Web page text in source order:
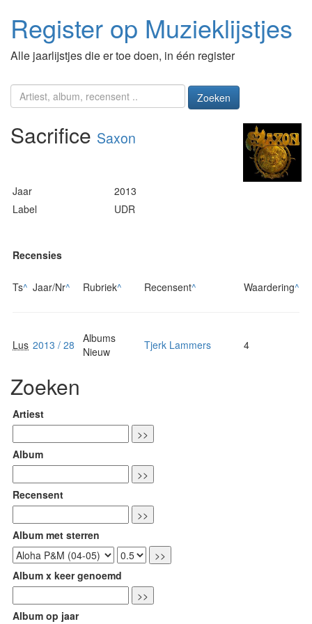
Register op Muzieklijstjes
Alle jaarlijstjes die er toe doen, in één register
Zoeken
Sacrifice Saxon
Jaar
2013
Label
UDR
Recensies
Ts^ Jaar/Nr^ Rubriek^ Recensent^ Waardering^
Lus 2013 / 28
Albums
Nieuw
Tjerk Lammers 4
Zoeken
Artiest
Album
Recensent
Album met sterren
Album x keer genoemd
Album op jaar